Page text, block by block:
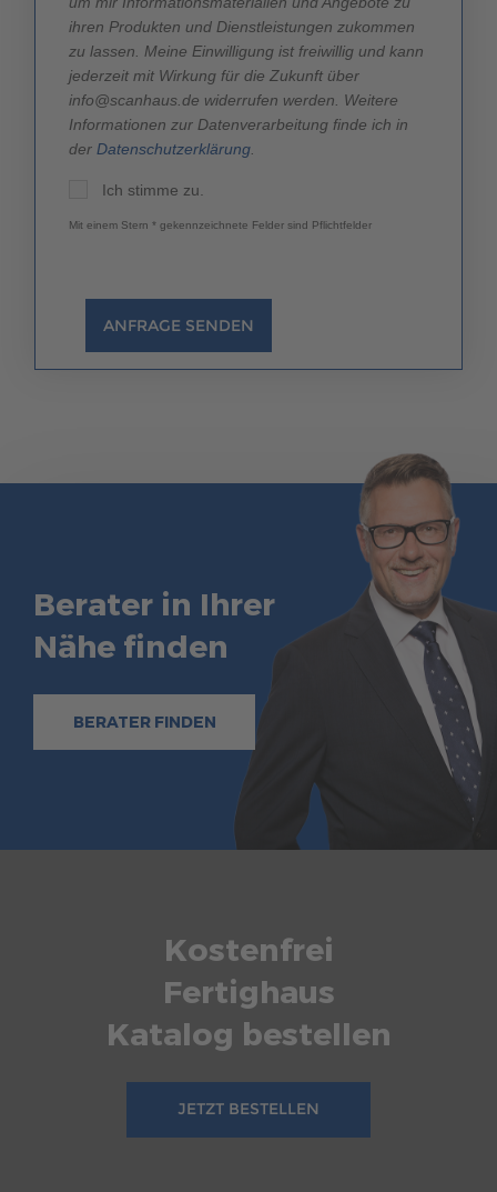
ihren Produkten und Dienstleistungen zukommen
zu lassen. Meine Einwilligung ist freiwillig und kann
jederzeit mit Wirkung für die Zukunft über
info@scanhaus.de widerrufen werden. Weitere
Informationen zur Datenverarbeitung finde ich in
der Datenschutzerklärung
Ich stimme zu.
Mit einem Stern * gekennzeichnete Felder sind Pflichtfelder
ANFRAGE SENDEN
Berater in Ihrer
Nähe finden
BERATER FINDEN
Kostenfrei
Fertighaus
Katalog bestellen
JETZT BESTELLEN